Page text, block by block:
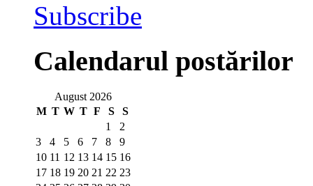
Subscribe
Calendarul postărilor
August 2026
M T W T F S
S
1
2
3
4 5 6 7 8
9
10 11 12 13 14 15 16
17 18 19 20 21 22 23